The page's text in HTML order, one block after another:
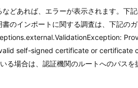
どあれば、エラーが表示されます。下
のインポートに関する調査は、下記のガ
self-signed certificate or certificate
る場合は、認証機関のルートへのパス